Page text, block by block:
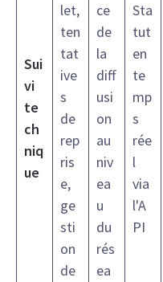
Sui
vi
te
ch
niq
ue
let,
ten
tat
ive
s
de
rep
ris
e,
ge
sti
on
de
ce
de
la
diff
usi
on
au
niv
ea
u
du
rés
ea
Sta
tut
en
te
mp
s
rée
l
via
l'A
PI